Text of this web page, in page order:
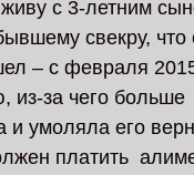
с 3-летним
свекру, что
– с февраля
за чего больше
и умоляла его
платить